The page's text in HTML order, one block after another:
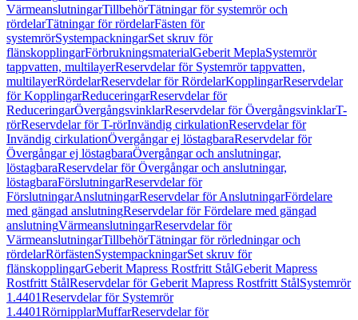
VärmeanslutningarTillbehörTätningar för systemrör och
rördelarTätningar för rördelarFästen för
systemrörSystempackningarSet skruv för
flänskopplingarFörbrukningsmaterialGeberit MeplaSystemrör
tappvatten, multilayerReservdelar för Systemrör tappvatten,
multilayerRördelarReservdelar för RördelarKopplingarReservdelar
för KopplingarReduceringarReservdelar för
ReduceringarÖvergångsvinklarReservdelar för ÖvergångsvinklarT-
rörReservdelar för T-rörInvändig cirkulationReservdelar för
Invändig cirkulationÖvergångar ej löstagbaraReservdelar för
Övergångar ej löstagbaraÖvergångar och anslutningar,
löstagbaraReservdelar för Övergångar och anslutningar,
löstagbaraFörslutningarReservdelar för
FörslutningarAnslutningarReservdelar för AnslutningarFördelare
med gängad anslutningReservdelar för Fördelare med gängad
anslutningVärmeanslutningarReservdelar för
VärmeanslutningarTillbehörTätningar för rörledningar och
rördelarRörfästenSystempackningarSet skruv för
flänskopplingarGeberit Mapress Rostfritt StålGeberit Mapress
Rostfritt StålReservdelar för Geberit Mapress Rostfritt StålSystemrör
1.4401Reservdelar för Systemrör
1.4401RörnipplarMuffarReservdelar för